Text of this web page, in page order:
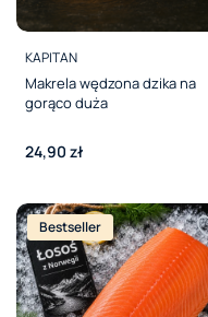
PRODUCENT
KAPITAN
Makrela wędzona dzika na
gorąco duża
Cena
24,90 zł
Bestseller